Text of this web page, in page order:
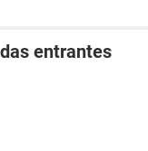
entrantes